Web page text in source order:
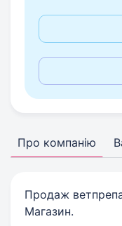
Про компанію
Продаж
Магазин.